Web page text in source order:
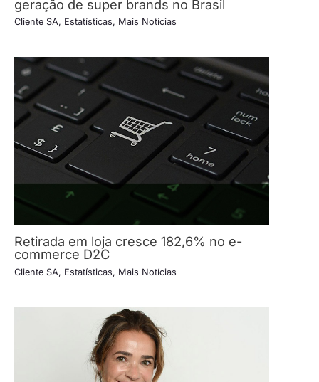
geração de super brands no Brasil
Cliente SA, Estatísticas, Mais Notícias
Retirada em loja cresce 182,6% no e-
commerce D2C
Cliente SA, Estatísticas, Mais Notícias